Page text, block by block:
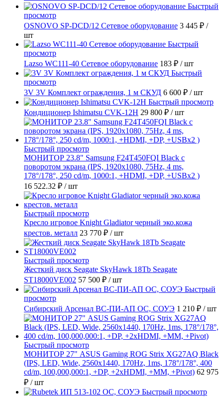
Быстрый
просмотр
OSNOVO SP-DCD/12 Сетевое оборудование 3 445 ₽ /
шт
Быстрый
просмотр
Lazso WC111-40 Сетевое оборудование 183 ₽ / шт
Быстрый
просмотр
3V 3V Комплект ограждения, 1 м СКУД 6 600 ₽ / шт
Быстрый просмотр
Кондиционер Ishimatsu CVK-12H 29 800 ₽ / шт
Быстрый просмотр
МОНИТОР 23.8" Samsung F24T450FQI Black с
поворотом экрана (IPS, 1920x1080, 75Hz, 4 ms,
178°/178°, 250 cd/m, 1000:1, +HDMI, +DP, +USBx2 )
16 522.32 ₽ / шт
Быстрый просмотр
Кресло игровое Knight Gladiator черный эко.кожа
крестов. металл 23 770 ₽ / шт
Быстрый просмотр
Жесткий диск Seagate SkyHawk 18Tb Seagate
ST18000VE002 57 500 ₽ / шт
Быстрый
просмотр
Сибирский Арсенал ВС-ПИ-АП ОС, СОУЭ 1 210 ₽ / шт
Быстрый просмотр
МОНИТОР 27" ASUS Gaming ROG Strix XG27AQ Black
(IPS, LED, Wide, 2560x1440, 170Hz, 1ms, 178°/178°, 400
cd/m, 100,000,000:1, +DP, +2хHDMI, +MM, +Pivot) 62 975
₽ / шт
Быстрый просмотр